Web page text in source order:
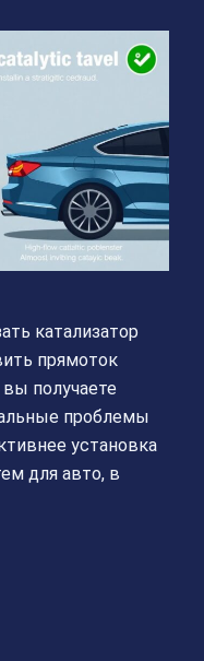
катализатор
прямоток
получаете
проблемы
установка
для авто, в